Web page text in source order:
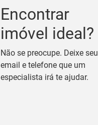
Encontrar
imóvel ideal?
Não se preocupe. Deixe seu
email e telefone que um
especialista irá te ajudar.